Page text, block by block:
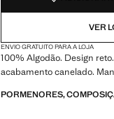
VER
ENVIO GRATUITO PARA A LOJA
100% Algodão. Design
acabamento canelado.
PORMENORES,